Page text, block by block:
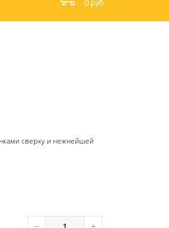
0 руб
сверху и нежнейшей